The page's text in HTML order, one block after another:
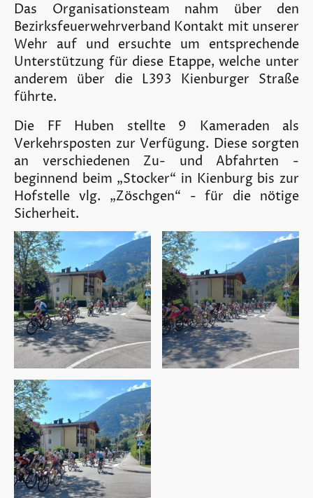
Das Organisationsteam nahm über den
Bezirksfeuerwehrverband Kontakt mit unserer
Wehr auf und ersuchte um entsprechende
Unterstützung für diese Etappe, welche unter
anderem über die L393 Kienburger Straße
führte.
Die FF Huben stellte 9 Kameraden als
Verkehrsposten zur Verfügung. Diese sorgten
an verschiedenen Zu- und Abfahrten -
beginnend beim „Stocker“ in Kienburg bis zur
Hofstelle vlg. „Zöschgen“ - für die nötige
Sicherheit.